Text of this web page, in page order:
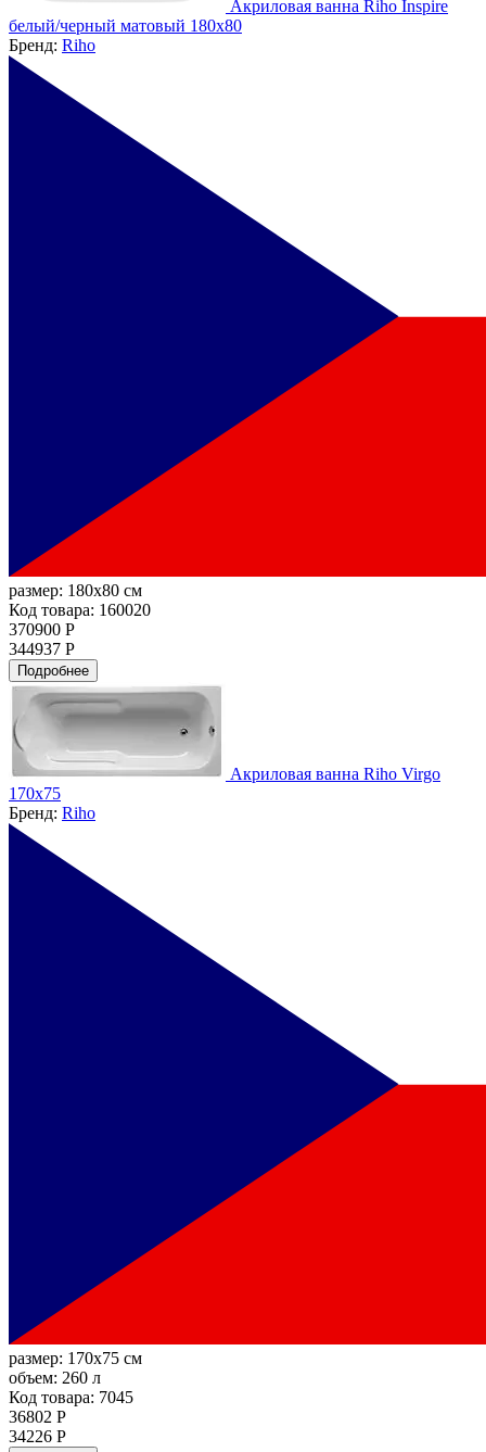
Акриловая ванна Riho Inspire
белый/черный матовый 180х80
Бренд: Riho
размер: 180x80 см
Код товара: 160020
370900 Р
344937 Р
Подробнее
Акриловая ванна Riho Virgo
170х75
Бренд: Riho
размер: 170x75 см
объем: 260 л
Код товара: 7045
36802 Р
34226 Р